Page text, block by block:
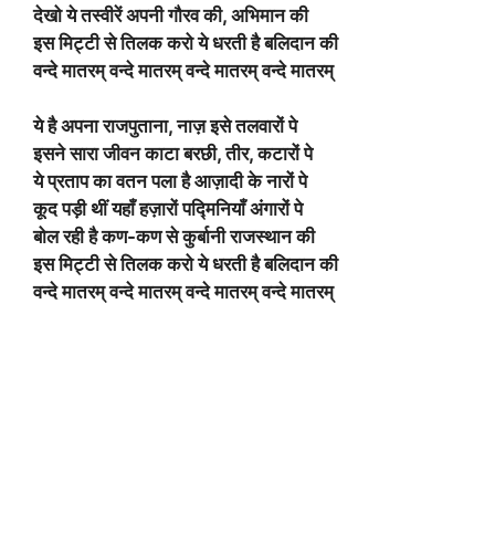
देखो ये तस्वीरें अपनी गौरव की, अभिमान की
इस मिट्टी से तिलक करो ये धरती है बलिदान की
वन्दे मातरम् वन्दे मातरम् वन्दे मातरम् वन्दे मातरम्
ये है अपना राजपुताना, नाज़ इसे तलवारों पे
इसने सारा जीवन काटा बरछी, तीर, कटारों पे
ये प्रताप का वतन पला है आज़ादी के नारों पे
कूद पड़ी थीं यहाँ हज़ारों पद्मिनियाँ अंगारों पे
बोल रही है कण-कण से कुर्बानी राजस्थान की
इस मिट्टी से तिलक करो ये धरती है बलिदान की
वन्दे मातरम् वन्दे मातरम् वन्दे मातरम् वन्दे मातरम्